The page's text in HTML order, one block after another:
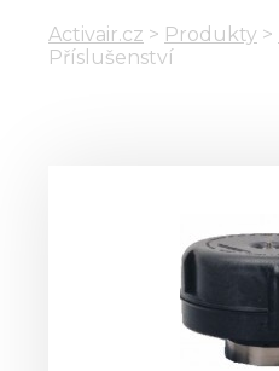
Activair.cz > Produkty >
Příslušenství